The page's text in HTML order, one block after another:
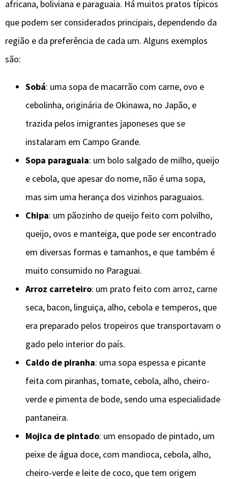
africana, boliviana e paraguaia. Há muitos pratos típicos
que podem ser considerados principais, dependendo da
região e da preferência de cada um. Alguns exemplos
são:
Sobá: uma sopa de macarrão com carne, ovo e
cebolinha, originária de Okinawa, no Japão, e
trazida pelos imigrantes japoneses que se
instalaram em Campo Grande.
Sopa paraguaia: um bolo salgado de milho, queijo
e cebola, que apesar do nome, não é uma sopa,
mas sim uma herança dos vizinhos paraguaios.
Chipa: um pãozinho de queijo feito com polvilho,
queijo, ovos e manteiga, que pode ser encontrado
em diversas formas e tamanhos, e que também é
muito consumido no Paraguai.
Arroz carreteiro: um prato feito com arroz, carne
seca, bacon, linguiça, alho, cebola e temperos, que
era preparado pelos tropeiros que transportavam o
gado pelo interior do país.
Caldo de piranha: uma sopa espessa e picante
feita com piranhas, tomate, cebola, alho, cheiro-
verde e pimenta de bode, sendo uma especialidade
pantaneira.
Mojica de pintado: um ensopado de pintado, um
peixe de água doce, com mandioca, cebola, alho,
cheiro-verde e leite de coco, que tem origem